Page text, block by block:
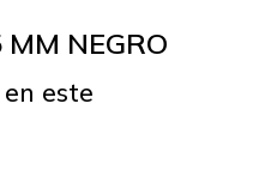
NEGRO
este